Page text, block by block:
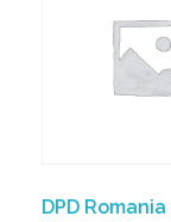
DPD Romania